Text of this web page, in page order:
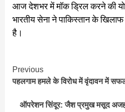
आज देशभर में मॉक ड्रिल करने की
भारतीय सेना ने पाकिस्तान के
है।
Continue
Reading
Previous
पहलगाम हमले के विरोध में वृंदावन में
ऑपरेशन सिंदूर: जैश प्रमुख मसूद